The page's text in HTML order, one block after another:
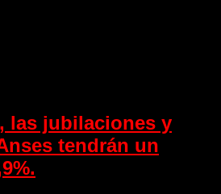
las jubilaciones y
tendrán un